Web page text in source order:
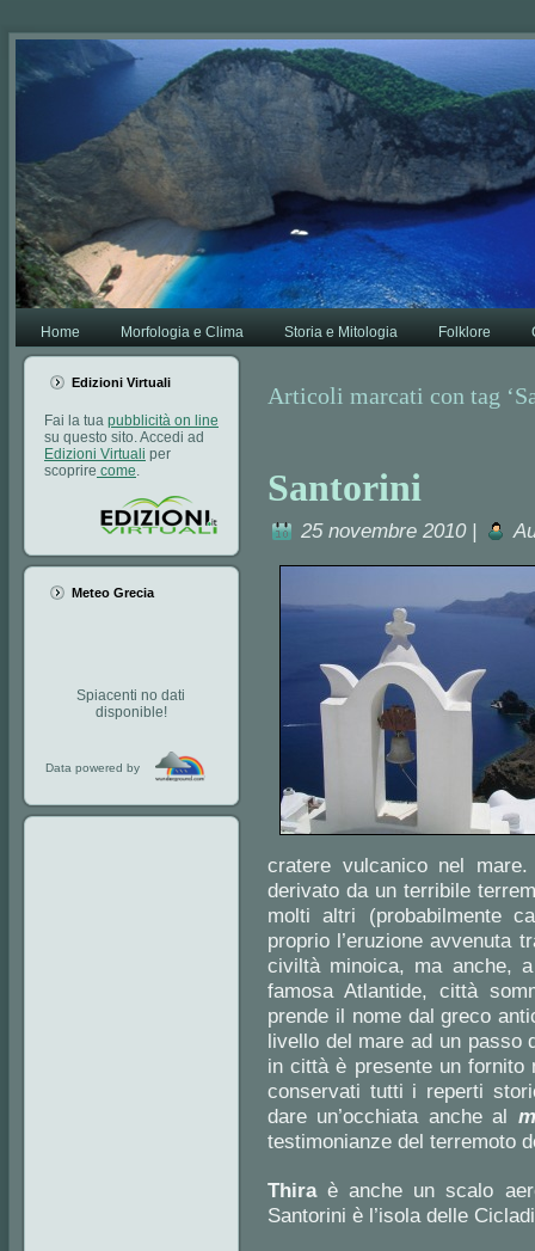
Home Morfologia e Clima Storia e Mitologia Folklore
Edizioni Virtuali
Fai la tua pubblicità on line
su questo sito. Accedi ad
Edizioni Virtuali per
scoprire come.
Meteo Grecia
Spiacenti no dati
disponible!
Data powered by
Articoli marcati con tag
Santorini
25 novembre 2010 |
cratere vulcanico nel
derivato da un terribile
molti altri (probabilmente
proprio l’eruzione avvenuta
civiltà minoica, ma anche,
famosa Atlantide, città
prende il nome dal greco
livello del mare ad un passo
in città è presente un fornito
conservati tutti i reperti
dare un’occhiata anche al
testimonianze del terremoto
Thiraè anche un scalo
Santorini è l’isola delle